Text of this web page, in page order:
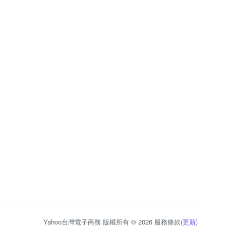
Yahoo台灣電子商務 版權所有 © 2026 服務條款(更新)